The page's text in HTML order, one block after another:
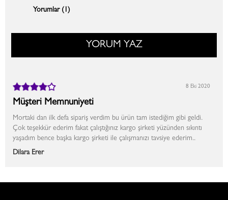
Yorumlar (1)
YORUM YAZ
Müşteri Memnuniyeti
Mortaki dan ilk defa sipariş verdim bu ürün tam istediğim gibi geldi.
Çok teşekkür ederim fakat çalıştığınız kargo şirketi yüzünden sıkıntı
yaşadım bence başka kargo şirketi ile çalışmanızı tavsiye ederim..
Dilara Erer
8 Eki 2020